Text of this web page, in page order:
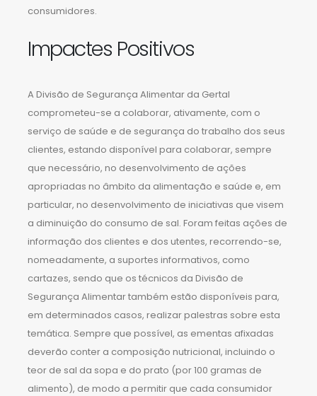
consumidores.
Impactes Positivos
A Divisão de Segurança Alimentar da Gertal
comprometeu-se a colaborar, ativamente, com o
serviço de saúde e de segurança do trabalho dos seus
clientes, estando disponível para colaborar, sempre
que necessário, no desenvolvimento de ações
apropriadas no âmbito da alimentação e saúde e, em
particular, no desenvolvimento de iniciativas que visem
a diminuição do consumo de sal. Foram feitas ações de
informação dos clientes e dos utentes, recorrendo-se,
nomeadamente, a suportes informativos, como
cartazes, sendo que os técnicos da Divisão de
Segurança Alimentar também estão disponíveis para,
em determinados casos, realizar palestras sobre esta
temática. Sempre que possível, as ementas afixadas
deverão conter a composição nutricional, incluindo o
teor de sal da sopa e do prato (por 100 gramas de
alimento), de modo a permitir que cada consumidor